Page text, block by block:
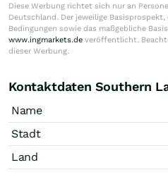
Diese Werbung richtet sich nur an
Deutschland. Der jeweilige
Bedingungen sowie das maßgebliche
www.ingmarkets.de veröffentlicht.
dieser Werbung.
Kontaktdaten Southern
Name
Stadt
Land